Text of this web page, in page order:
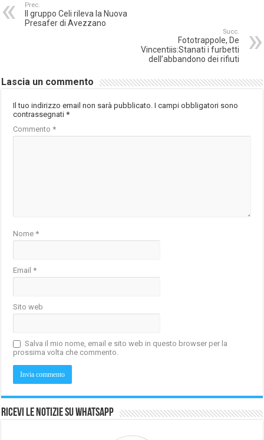
Prec.
Il gruppo Celi rileva la Nuova
Presafer di Avezzano
Succ.
Fototrappole, De
Vincentiis:Stanati i furbetti
dell’abbandono dei rifiuti
Lascia un commento
Il tuo indirizzo email non sarà pubblicato. I campi obbligatori sono
contrassegnati*
Commento*
Nome*
Email*
Sito web
Salva il mio nome, email e sito web in questo browser per la
prossima volta che commento.
Ricevi le notizie su Whatsapp